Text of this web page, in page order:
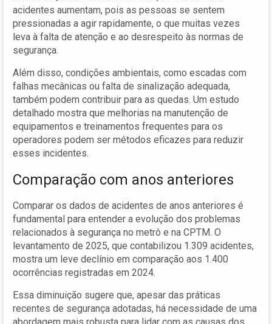
acidentes aumentam, pois as pessoas se sentem
pressionadas a agir rapidamente, o que muitas vezes
leva à falta de atenção e ao desrespeito às normas de
segurança.
Além disso, condições ambientais, como escadas com
falhas mecânicas ou falta de sinalização adequada,
também podem contribuir para as quedas. Um estudo
detalhado mostra que melhorias na manutenção de
equipamentos e treinamentos frequentes para os
operadores podem ser métodos eficazes para reduzir
esses incidentes.
Comparação com anos anteriores
Comparar os dados de acidentes de anos anteriores é
fundamental para entender a evolução dos problemas
relacionados à segurança no metrô e na CPTM. O
levantamento de 2025, que contabilizou 1.309 acidentes,
mostra um leve declínio em comparação aos 1.400
ocorrências registradas em 2024.
Essa diminuição sugere que, apesar das práticas
recentes de segurança adotadas, há necessidade de uma
abordagem mais robusta para lidar com as causas dos